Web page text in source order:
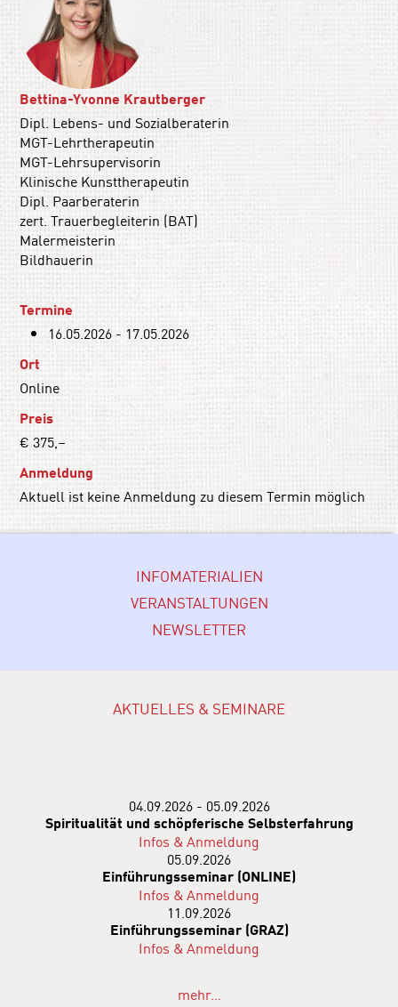
Bettina-Yvonne Krautberger
Dipl. Lebens- und Sozialberaterin
MGT-Lehrtherapeutin
MGT-Lehrsupervisorin
Klinische Kunsttherapeutin
Dipl. Paarberaterin
zert. Trauerbegleiterin (BAT)
Malermeisterin
Bildhauerin
Termine
16.05.2026 - 17.05.2026
Ort
Online
Preis
€ 375,–
Anmeldung
Aktuell ist keine Anmeldung zu diesem Termin möglich
INFOMATERIALIEN
VERANSTALTUNGEN
NEWSLETTER
AKTUELLES & SEMINARE
04.09.2026 - 05.09.2026
Spiritualität und schöpferische Selbsterfahrung
Infos & Anmeldung
05.09.2026
Einführungsseminar (ONLINE)
Infos & Anmeldung
11.09.2026
Einführungsseminar (GRAZ)
Infos & Anmeldung
mehr…